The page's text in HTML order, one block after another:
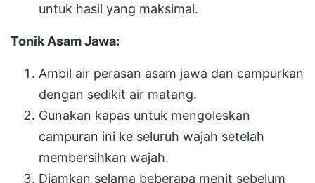
untuk hasil yang maksimal.
Tonik Asam Jawa:
Ambil air perasan asam jawa dan campurkan
dengan sedikit air matang.
Gunakan kapas untuk mengoleskan
campuran ini ke seluruh wajah setelah
membersihkan wajah.
Diamkan selama beberapa menit sebelum